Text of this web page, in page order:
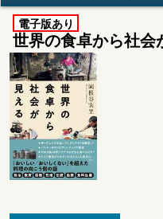
電子版あり
世界の食卓から社会